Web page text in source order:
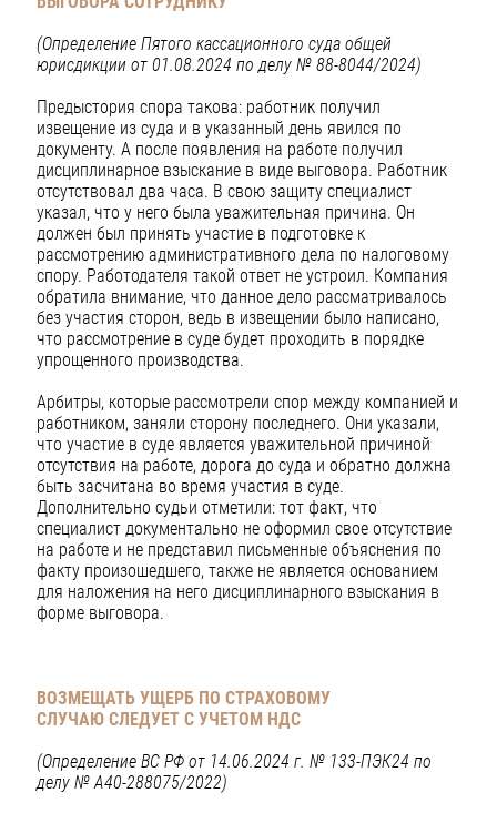
(Определение Пятого кассационного суда общей
юрисдикции от 01.08.2024 по делу № 88-8044/2024)
Предыстория спора такова: работник получил
извещение из суда и в указанный день явился по
документу. А после появления на работе получил
дисциплинарное взыскание в виде выговора. Работник
отсутствовал два часа. В свою защиту специалист
указал, что у него была уважительная причина. Он
должен был принять участие в подготовке к
рассмотрению административного дела по налоговому
спору. Работодателя такой ответ не устроил. Компания
обратила внимание, что данное дело рассматривалось
без участия сторон, ведь в извещении было написано,
что рассмотрение в суде будет проходить в порядке
упрощенного производства.
Арбитры, которые рассмотрели спор между компанией и
работником, заняли сторону последнего. Они указали,
что участие в суде является уважительной причиной
отсутствия на работе, дорога до суда и обратно должна
быть засчитана во время участия в суде.
Дополнительно судьи отметили: тот факт, что
специалист документально не оформил свое отсутствие
на работе и не представил письменные объяснения по
факту произошедшего, также не является основанием
для наложения на него дисциплинарного взыскания в
форме выговора.
ВОЗМЕЩАТЬ УЩЕРБ ПО СТРАХОВОМУ
СЛУЧАЮ СЛЕДУЕТ С УЧЕТОМ НДС
(Определение ВС РФ от 14.06.2024 г. № 133-ПЭК24 по
делу № А40-288075/2022)